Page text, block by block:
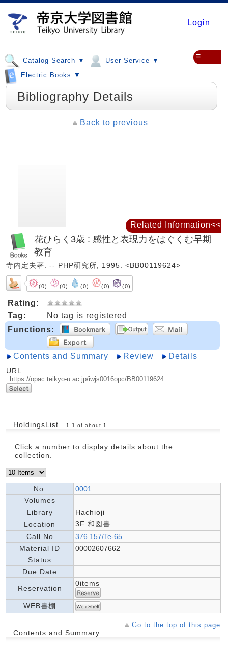
Login
Catalog Search ▼
User Service ▼
Electric Books ▼
≡
Bibliography Details
Back to previous
花ひらく3歳 : 感性と表現力をはぐくむ早期
教育
寺内定夫著. -- PHP研究所, 1995. <BB00119624>
(0) (0) (0) (0) (0)
Rating:
Tag:
No tag is registered
Functions:
Contents and Summary Review Details
URL:
HoldingsList 1 -1 of about 1
Click a number to display details about the
collection.
No.
0001
Volumes
Library
Hachioji
Location
3F 和図書
Call No
376.157/Te-65
Material ID
00002607662
Status
Due Date
Reservation
0items
WEB書棚
Go to the top of this page
Contents and Summary
Related Information<<